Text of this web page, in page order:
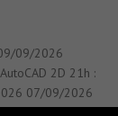
09/2026
2D 21h :
07/09/2026